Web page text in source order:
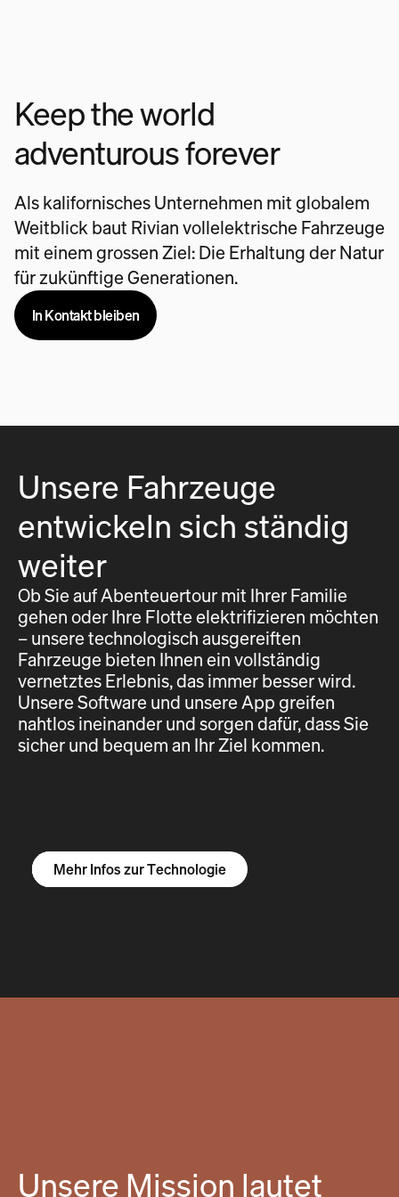
Keep the world
adventurous forever
Als kalifornisches Unternehmen mit globalem
Weitblick baut Rivian vollelektrische Fahrzeuge
mit einem grossen Ziel: Die Erhaltung der Natur
für zukünftige Generationen.
In Kontakt bleiben
Unsere Fahrzeuge
entwickeln sich ständig
weiter
Ob Sie auf Abenteuertour mit Ihrer Familie
gehen oder Ihre Flotte elektrifizieren möchten
– unsere technologisch ausgereiften
Fahrzeuge bieten Ihnen ein vollständig
vernetztes Erlebnis, das immer besser wird.
Unsere Software und unsere App greifen
nahtlos ineinander und sorgen dafür, dass Sie
sicher und bequem an Ihr Ziel kommen.
Mehr Infos zum R1S
Mehr Infos zum R1T
Mehr Infos zu Vans
Mehr Infos zur Technologie
Unsere Mission lautet